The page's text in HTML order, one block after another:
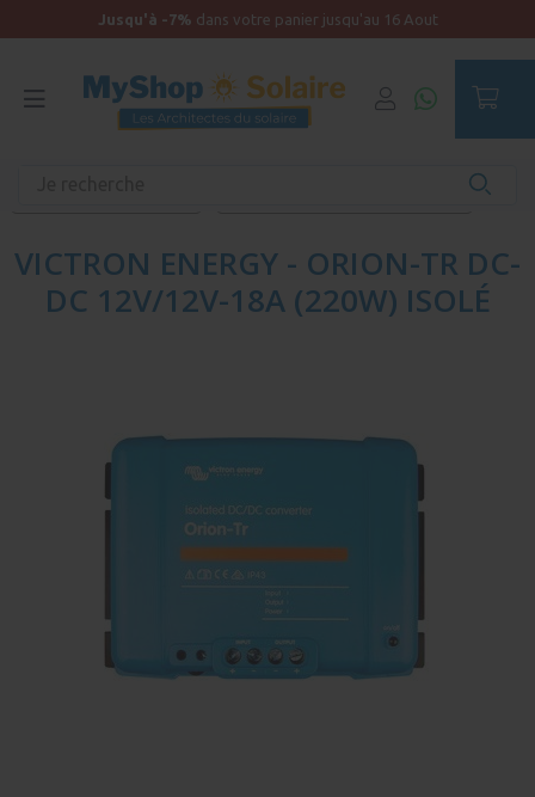
Jusqu'à -7% dans votre panier jusqu'au 16 Aout
VICTRON ENERGY - ORION-TR DC-
DC 12V/12V-18A (220W) ISOLÉ